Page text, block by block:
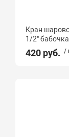
Кран
1/2"
420 руб. /